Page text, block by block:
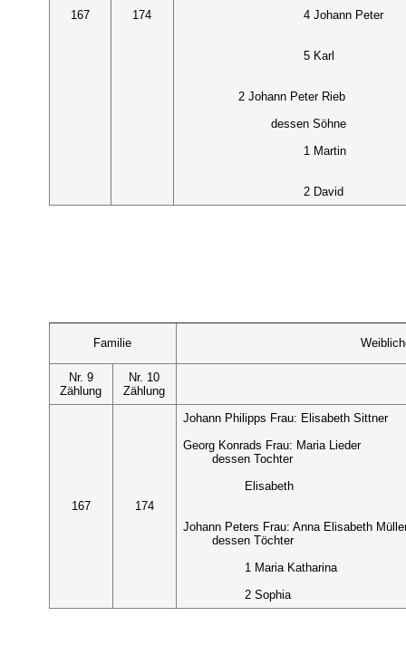
167 174
4 Johann Peter
5 Karl
2 Johann Peter Rieb
dessen Söhne
1 Martin
2 David
Familie
Nr. 9
Zählung
Nr. 10
Zählung
167 174
Johann Philipps Frau: Elisabeth Sittner
Georg Konrads Frau: Maria Lieder
dessen Tochter
Elisabeth
Johann Peters Frau: Anna Elisabeth
dessen Töchter
1 Maria Katharina
2 Sophia